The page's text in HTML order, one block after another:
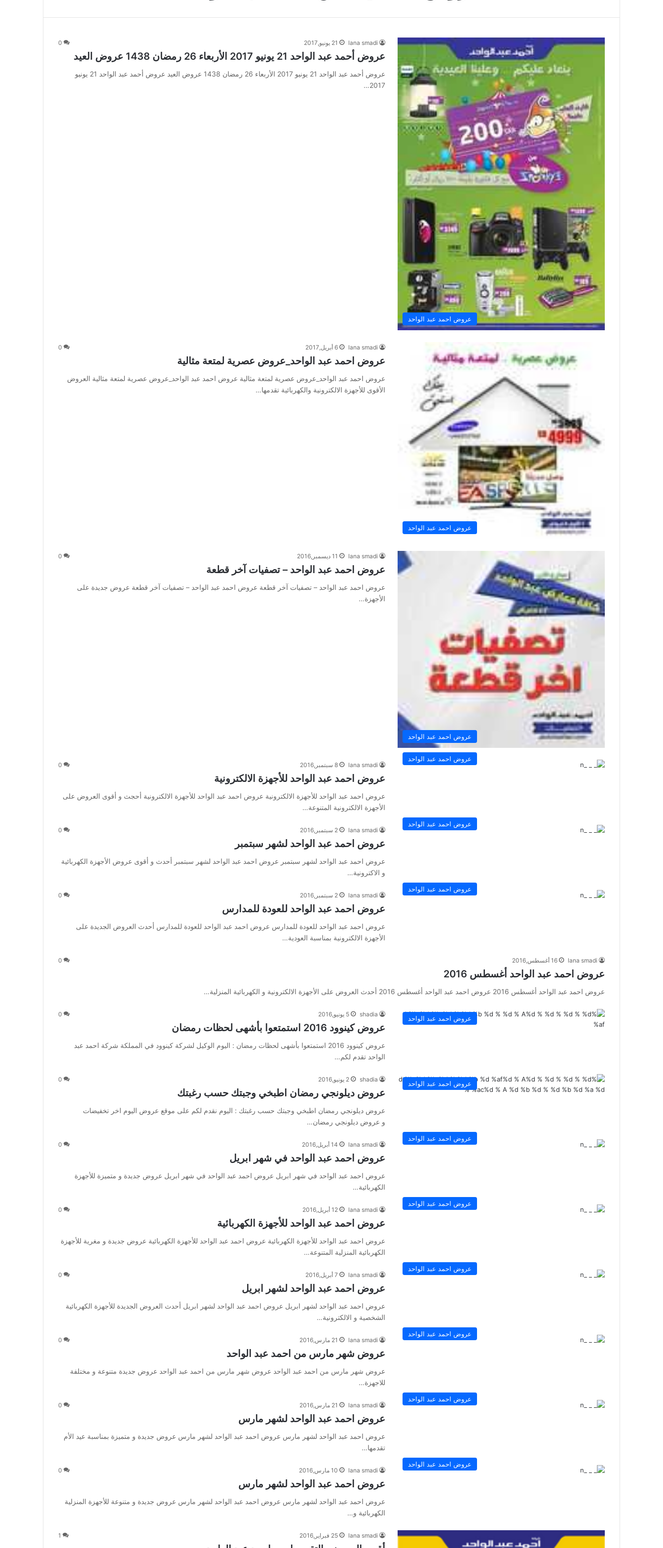
عروض احمد عبد الواحد
lana smadi 21 يونيو,2017 0
عروض أحمد عبد الواحد 21 يونيو 2017 الأربعاء 26 رمضان 1438 عروض العيد
عروض أحمد عبد الواحد 21 يونيو 2017 الأربعاء 26 رمضان 1438 عروض العيد عروض أحمد عبد الواحد 21 يونيو
2017…
عروض احمد عبد الواحد
lana smadi 6 أبريل,2017 0
عروض احمد عبد الواحد_عروض عصرية لمتعة مثالية
عروض احمد عبد الواحد_عروض عصرية لمتعة مثالية عروض احمد عبد الواحد_عروض عصرية لمتعة مثالية العروض
الأقوى للأجهزة الالكترونية والكهربائية تقدمها…
عروض احمد عبد الواحد
lana smadi 11 ديسمبر,2016 0
عروض احمد عبد الواحد – تصفيات آخر قطعة
عروض احمد عبد الواحد – تصفيات آخر قطعة عروض احمد عبد الواحد – تصفيات آخر قطعة عروض جديدة على
الأجهزة…
عروض احمد عبد الواحد
lana smadi 8 سبتمبر,2016 0
عروض احمد عبد الواحد للأجهزة الالكترونية
عروض احمد عبد الواحد للأجهزة الالكترونية عروض احمد عبد الواحد للأجهزة الالكترونية أحجث و أقوى العروض على
الأجهزة الالكترونية المتنوعة…
عروض احمد عبد الواحد
lana smadi 2 سبتمبر,2016 0
عروض احمد عبد الواحد لشهر سبتمبر
عروض احمد عبد الواحد لشهر سبتمبر عروض احمد عبد الواحد لشهر سبتمبر أحدث و أقوى عروض الأجهزة الكهربائية
و الاكترونية…
عروض احمد عبد الواحد
lana smadi 2 سبتمبر,2016 0
عروض احمد عبد الواحد للعودة للمدارس
عروض احمد عبد الواحد للعودة للمدارس عروض احمد عبد الواحد للعودة للمدارس أحدث العروض الجديدة على
الأجهزة الالكترونية بمناسبة العودية…
lana smadi 16 أغسطس,2016 0
عروض احمد عبد الواحد أغسطس 2016
عروض احمد عبد الواحد أغسطس 2016 عروض احمد عبد الواحد أغسطس 2016 أحدث العروض على الأجهزة الالكترونية و الكهربائية المنزلية…
عروض احمد عبد الواحد
shadia 5 يونيو,2016 0
عروض كينوود 2016 استمتعوا بأشهى لحظات رمضان
عروض كينوود 2016 استمتعوا بأشهى لحظات رمضان : اليوم الوكيل لشركة كينوود في المملكة شركة احمد عبد
الواحد تقدم لكم…
عروض احمد عبد الواحد
shadia 2 يونيو,2016 0
عروض ديلونجي رمضان اطبخي وجبتك حسب رغبتك
عروض ديلونجي رمضان اطبخي وجبتك حسب رغبتك : اليوم نقدم لكم على موقع عروض اليوم اخر تخفيضات
و عروض ديلونجي رمضان…
عروض احمد عبد الواحد
lana smadi 14 أبريل,2016 0
عروض احمد عبد الواحد في شهر ابريل
عروض احمد عبد الواحد في شهر ابريل عروض احمد عبد الواحد في شهر ابريل عروض جديدة و متميزة للأجهزة
الكهربائية…
عروض احمد عبد الواحد
lana smadi 12 أبريل,2016 0
عروض احمد عبد الواحد للأجهزة الكهربائية
عروض احمد عبد الواحد للأجهزة الكهربائية عروض احمد عبد الواحد للأجهزة الكهربائية عروض جديدة و مغرية للأجهزة
الكهربائية المنزلية المتنوعة…
عروض احمد عبد الواحد
lana smadi 7 أبريل,2016 0
عروض احمد عبد الواحد لشهر ابريل
عروض احمد عبد الواحد لشهر ابريل عروض احمد عبد الواحد لشهر ابريل أحدث العروض الجديدة للأجهزة الكهربائية
الشخصية و الالكترونية…
عروض احمد عبد الواحد
lana smadi 21 مارس,2016 0
عروض شهر مارس من احمد عبد الواحد
عروض شهر مارس من احمد عبد الواحد عروض شهر مارس من احمد عبد الواحد عروض جديدة متنوعة و مختلفة
للاجهزة…
عروض احمد عبد الواحد
lana smadi 21 مارس,2016 0
عروض احمد عبد الواحد لشهر مارس
عروض احمد عبد الواحد لشهر مارس عروض احمد عبد الواحد لشهر مارس عروض جديدة و متميزة بمناسبة عيد الأم
تقدمها…
عروض احمد عبد الواحد
lana smadi 10 مارس,2016 0
عروض احمد عبد الواحد لشهر مارس
عروض احمد عبد الواحد لشهر مارس عروض احمد عبد الواحد لشهر مارس عروض جديدة و متنوعة للأجهزة المنزلية
الكهربائية و…
lana smadi 25 فبراير,2016 1